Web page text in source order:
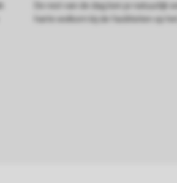
De rest van de dag ben je natuurlijk
harte welkom bij de faciliteiten op het